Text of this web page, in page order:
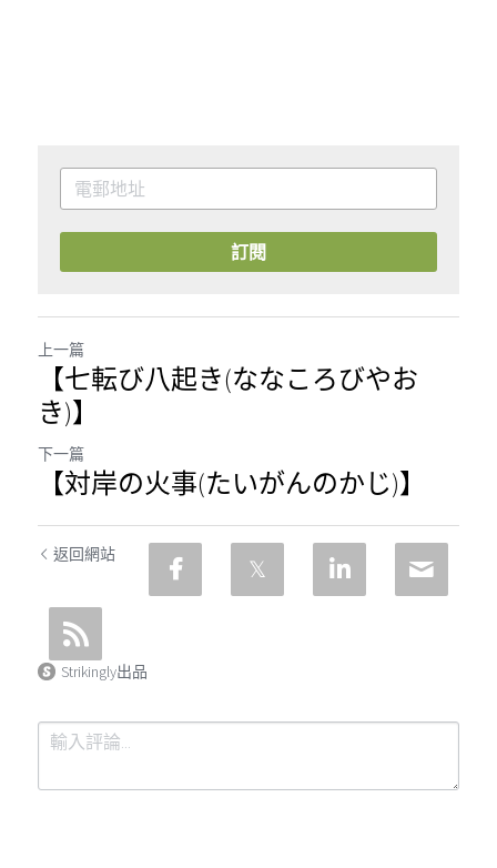
訂閱
上一篇
【七転び八起き(ななころびやお
き)】
下一篇
【対岸の火事(たいがんのかじ)】
返回網站
Strikingly出品